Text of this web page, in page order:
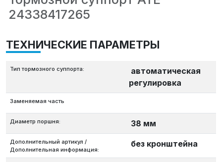
24338417265
ТЕХНИЧЕСКИЕ ПАРАМЕТРЫ
Тип тормозного суппорта:
автоматическая
регулировка
Заменяемая часть
Диаметр поршня: 38 мм
Дополнительный артикул /
Дополнительная информация:
без кронштейна